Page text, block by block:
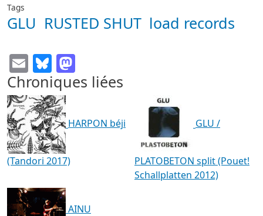
Tags
GLU RUSTED SHUT load records
EmailBluesky
Chroniques liées
HARPON béji
(Tandori 2017)
GLU /
PLATOBETON split (Pouet!
Schallplatten 2012)
AINU